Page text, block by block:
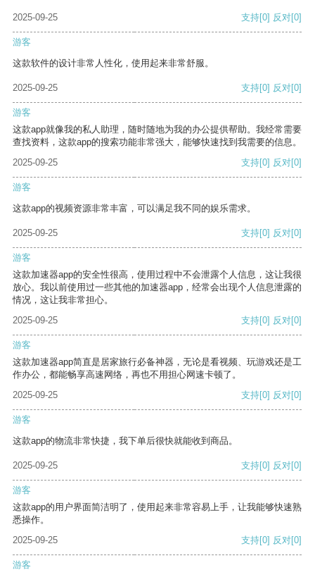
2025-09-25 支持[0] 反对[0]
游客
这款软件的设计非常人性化，使用起来非常舒服。
2025-09-25 支持[0] 反对[0]
游客
这款app就像我的私人助理，随时随地为我的办公提供帮助。我经常需要
查找资料，这款app的搜索功能非常强大，能够快速找到我需要的信息。
2025-09-25
支持[0] 反对[0]
游客
这款app的视频资源非常丰富，可以满足我不同的娱乐需求。
2025-09-25 支持[0] 反对[0]
游客
这款加速器app的安全性很高，使用过程中不会泄露个人信息，这让我很
放心。我以前使用过一些其他的加速器app，经常会出现个人信息泄露的
情况，这让我非常担心。
2025-09-25
支持[0] 反对[0]
游客
这款加速器app简直是居家旅行必备神器，无论是看视频、玩游戏还是工
作办公，都能畅享高速网络，再也不用担心网速卡顿了。
2025-09-25
支持[0] 反对[0]
游客
这款app的物流非常快捷，我下单后很快就能收到商品。
2025-09-25 支持[0] 反对[0]
游客
这款app的用户界面简洁明了，使用起来非常容易上手，让我能够快速熟
悉操作。
2025-09-25
支持[0] 反对[0]
游客